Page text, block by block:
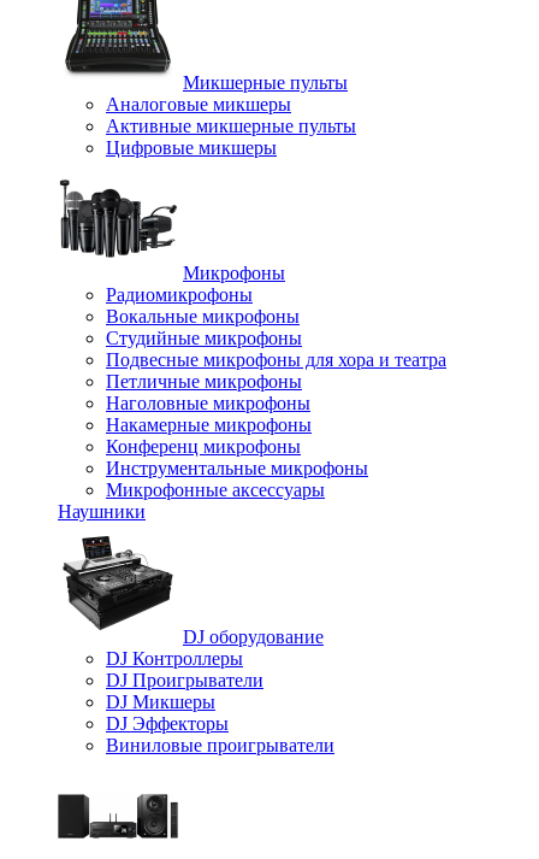
Микшерные пульты
Аналоговые микшеры
Активные микшерные пульты
Цифровые микшеры
Микрофоны
Радиомикрофоны
Вокальные микрофоны
Студийные микрофоны
Подвесные микрофоны для хора и театра
Петличные микрофоны
Наголовные микрофоны
Накамерные микрофоны
Конференц микрофоны
Инструментальные микрофоны
Микрофонные аксессуары
Наушники
DJ оборудование
DJ Контроллеры
DJ Проигрыватели
DJ Микшеры
DJ Эффекторы
Виниловые проигрыватели